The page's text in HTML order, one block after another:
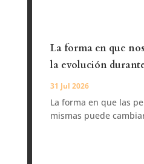
La forma en que
la evolución
31 Jul 2026
La forma en que las
mismas puede